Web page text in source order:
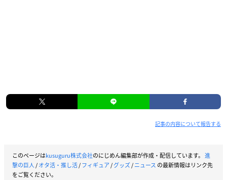
記事の内容について報告する
このページはkusuguru株式会社のにじめん編集部が作成・配信しています。 進
撃の巨人/オタ活・推し活/フィギュア/グッズ/ニュース の最新情報はリンク先
をご覧ください。